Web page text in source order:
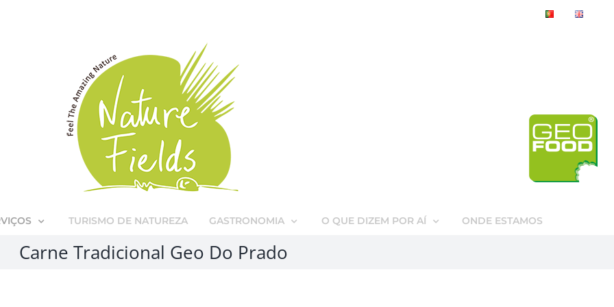
TURISMO DE NATUREZA GASTRONOMIA O QUE DIZEM POR AÍ ONDE ESTAMOS
Carne Tradicional Geo Do Prado